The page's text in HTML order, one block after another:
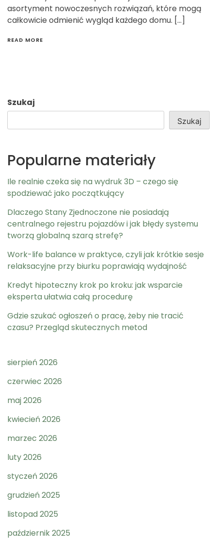
asortyment nowoczesnych rozwiązań, które mogą
całkowicie odmienić wygląd każdego domu. […]
READ MORE
Szukaj
Szukaj
Popularne materiały
Ile realnie czeka się na wydruk 3D – czego się
spodziewać jako początkujący
Dlaczego Stany Zjednoczone nie posiadają
centralnego rejestru pojazdów i jak błędy systemu
tworzą globalną szarą strefę?
Work-life balance w praktyce, czyli jak krótkie sesje
relaksacyjne przy biurku poprawiają wydajność
Kredyt hipoteczny krok po kroku: jak wsparcie
eksperta ułatwia całą procedurę
Gdzie szukać ogłoszeń o pracę, żeby nie tracić
czasu? Przegląd skutecznych metod
sierpień 2026
czerwiec 2026
maj 2026
kwiecień 2026
marzec 2026
luty 2026
styczeń 2026
grudzień 2025
listopad 2025
październik 2025